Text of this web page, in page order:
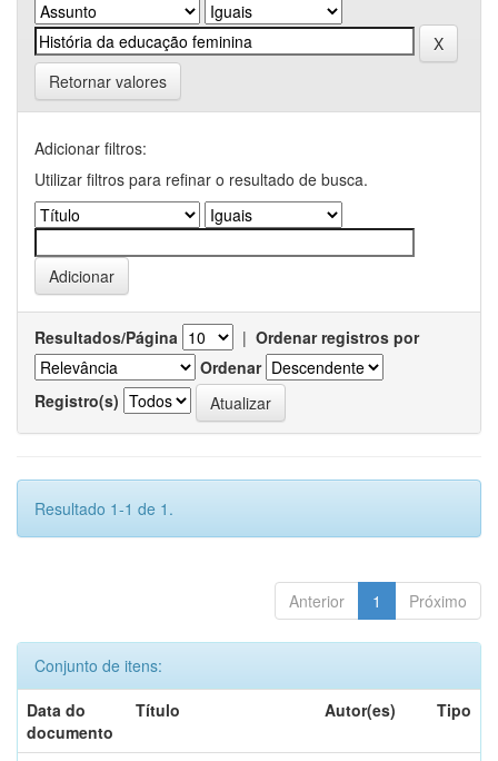
Retornar valores
Adicionar filtros:
Utilizar filtros para refinar o resultado de busca.
Resultados/Página | Ordenar registros por
Ordenar
Registro(s)
Resultado 1-1 de 1.
Anterior 1 Próximo
Conjunto de itens:
Data do
documento
Título Autor(es) Tipo